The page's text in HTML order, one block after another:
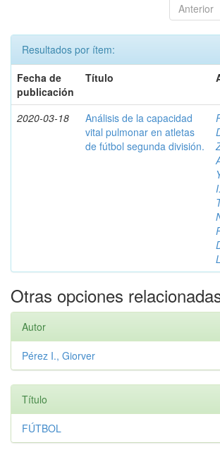
Anterior
Resultados por ítem:
Fecha de
publicación
Título
2020-03-18
Análisis de la capacidad
vital pulmonar en atletas
de fútbol segunda división.
Otras opciones
Autor
Pérez I., Giorver
Título
FÚTBOL